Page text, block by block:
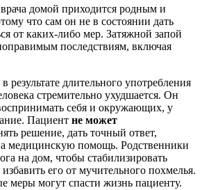
домой приходится родным и
что сам он не в состоянии дать
от каких-либо мер. Затяжной запой
последствиям, включая
результате длительного употребления
стремительно ухудшается. Он
себя и окружающих, у
Пациент не может
решение, дать точный ответ,
медицинскую помощь. Родственники
на дом, чтобы стабилизировать
его от мучительного похмелья.
меры могут спасти жизнь пациенту.